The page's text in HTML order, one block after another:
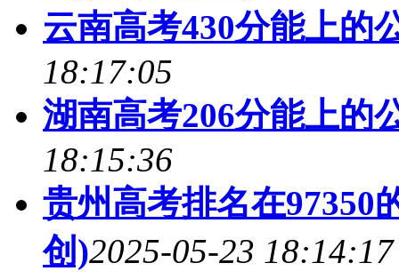
云南高考430分能上的
18:17:05
湖南高考206分能上的
18:15:36
贵州高考排名在97350
创)2025-05-23 18:14:17